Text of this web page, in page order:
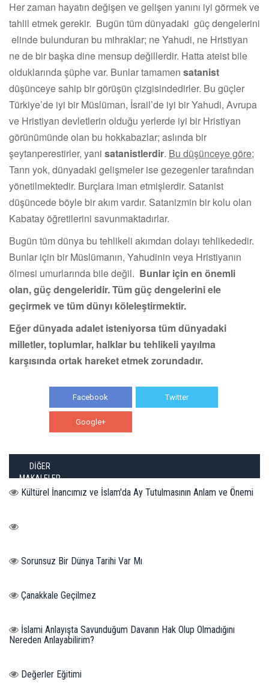
Her zaman hayatın değişen ve gelişen yanını iyi görmek ve
tahlil etmek gerekir. Bugün tüm dünyadaki güç dengelerini
elinde bulunduran bu mihraklar; ne Yahudi, ne Hristiyan
ne de bir başka dine mensup değillerdir. Hatta ateist bile
olduklarında şüphe var. Bunlar tamamen satanist
düşünceye sahip bir görüşün çizgisindedirler. Bu güçler
Türkiye’de iyi bir Müslüman, İsrail’de iyi bir Yahudi, Avrupa
ve Hristiyan devletlerin olduğu yerlerde iyi bir Hristiyan
görünümünde olan bu hokkabazlar; aslında bir
şeytanperestirler, yani satanistlerdir. Bu düşünceye göre;
Tanrı yok, dünyadaki gelişmeler ise gezegenler tarafından
yönetilmektedir. Burçlara iman etmişlerdir. Satanist
düşüncede böyle bir akım vardır. Satanizmin bir kolu olan
Kabatay öğretilerini savunmaktadırlar.
Bugün tüm dünya bu tehlikeli akımdan dolayı tehlikededir.
Bunlar için bir Müslümanın, Yahudinin veya Hristiyanın
ölmesi umurlarında bile değil. Bunlar için en önemli
olan, güç dengeleridir. Tüm güç dengelerini ele
geçirmek ve tüm dünyı köleleştirmektir.
Eğer dünyada adalet isteniyorsa tüm dünyadaki
milletler, toplumlar, halklar bu tehlikeli yayılma
karşısında ortak hareket etmek zorundadır.
Facebook Twitter
Google+
DİĞER
MAKALELER
Kültürel İnancımız ve İslam'da Ay Tutulmasının Anlam ve Önemi
Sorunsuz Bir Dünya Tarihi Var Mı
Çanakkale Geçilmez
İslami Anlayışta Savunduğum Davanın Hak Olup Olmadığını
Nereden Anlayabilirim?
Değerler Eğitimi